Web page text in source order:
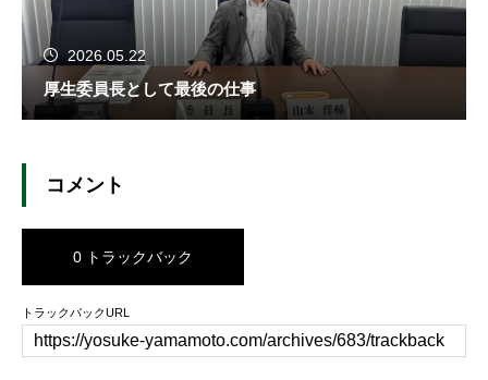
2026.05.22
厚生委員長として最後の仕事
コメント
0 トラックバック
トラックバックURL